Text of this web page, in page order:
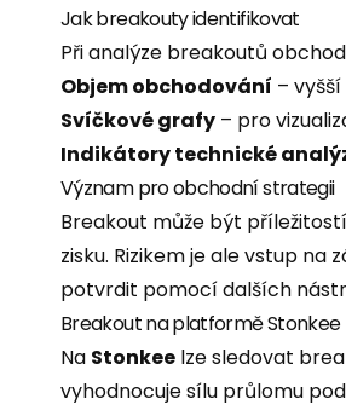
Jak breakouty identifikovat
Při analýze breakoutů
Objem obchodování –
Svíčkové grafy – pro
Indikátory technické
Význam pro obchodní strategii
Breakout může být
zisku. Rizikem je ale vstup
potvrdit pomocí dalších
Breakout na platformě Stonkee
Na Stonkee lze sledovat
vyhodnocuje sílu průlomu